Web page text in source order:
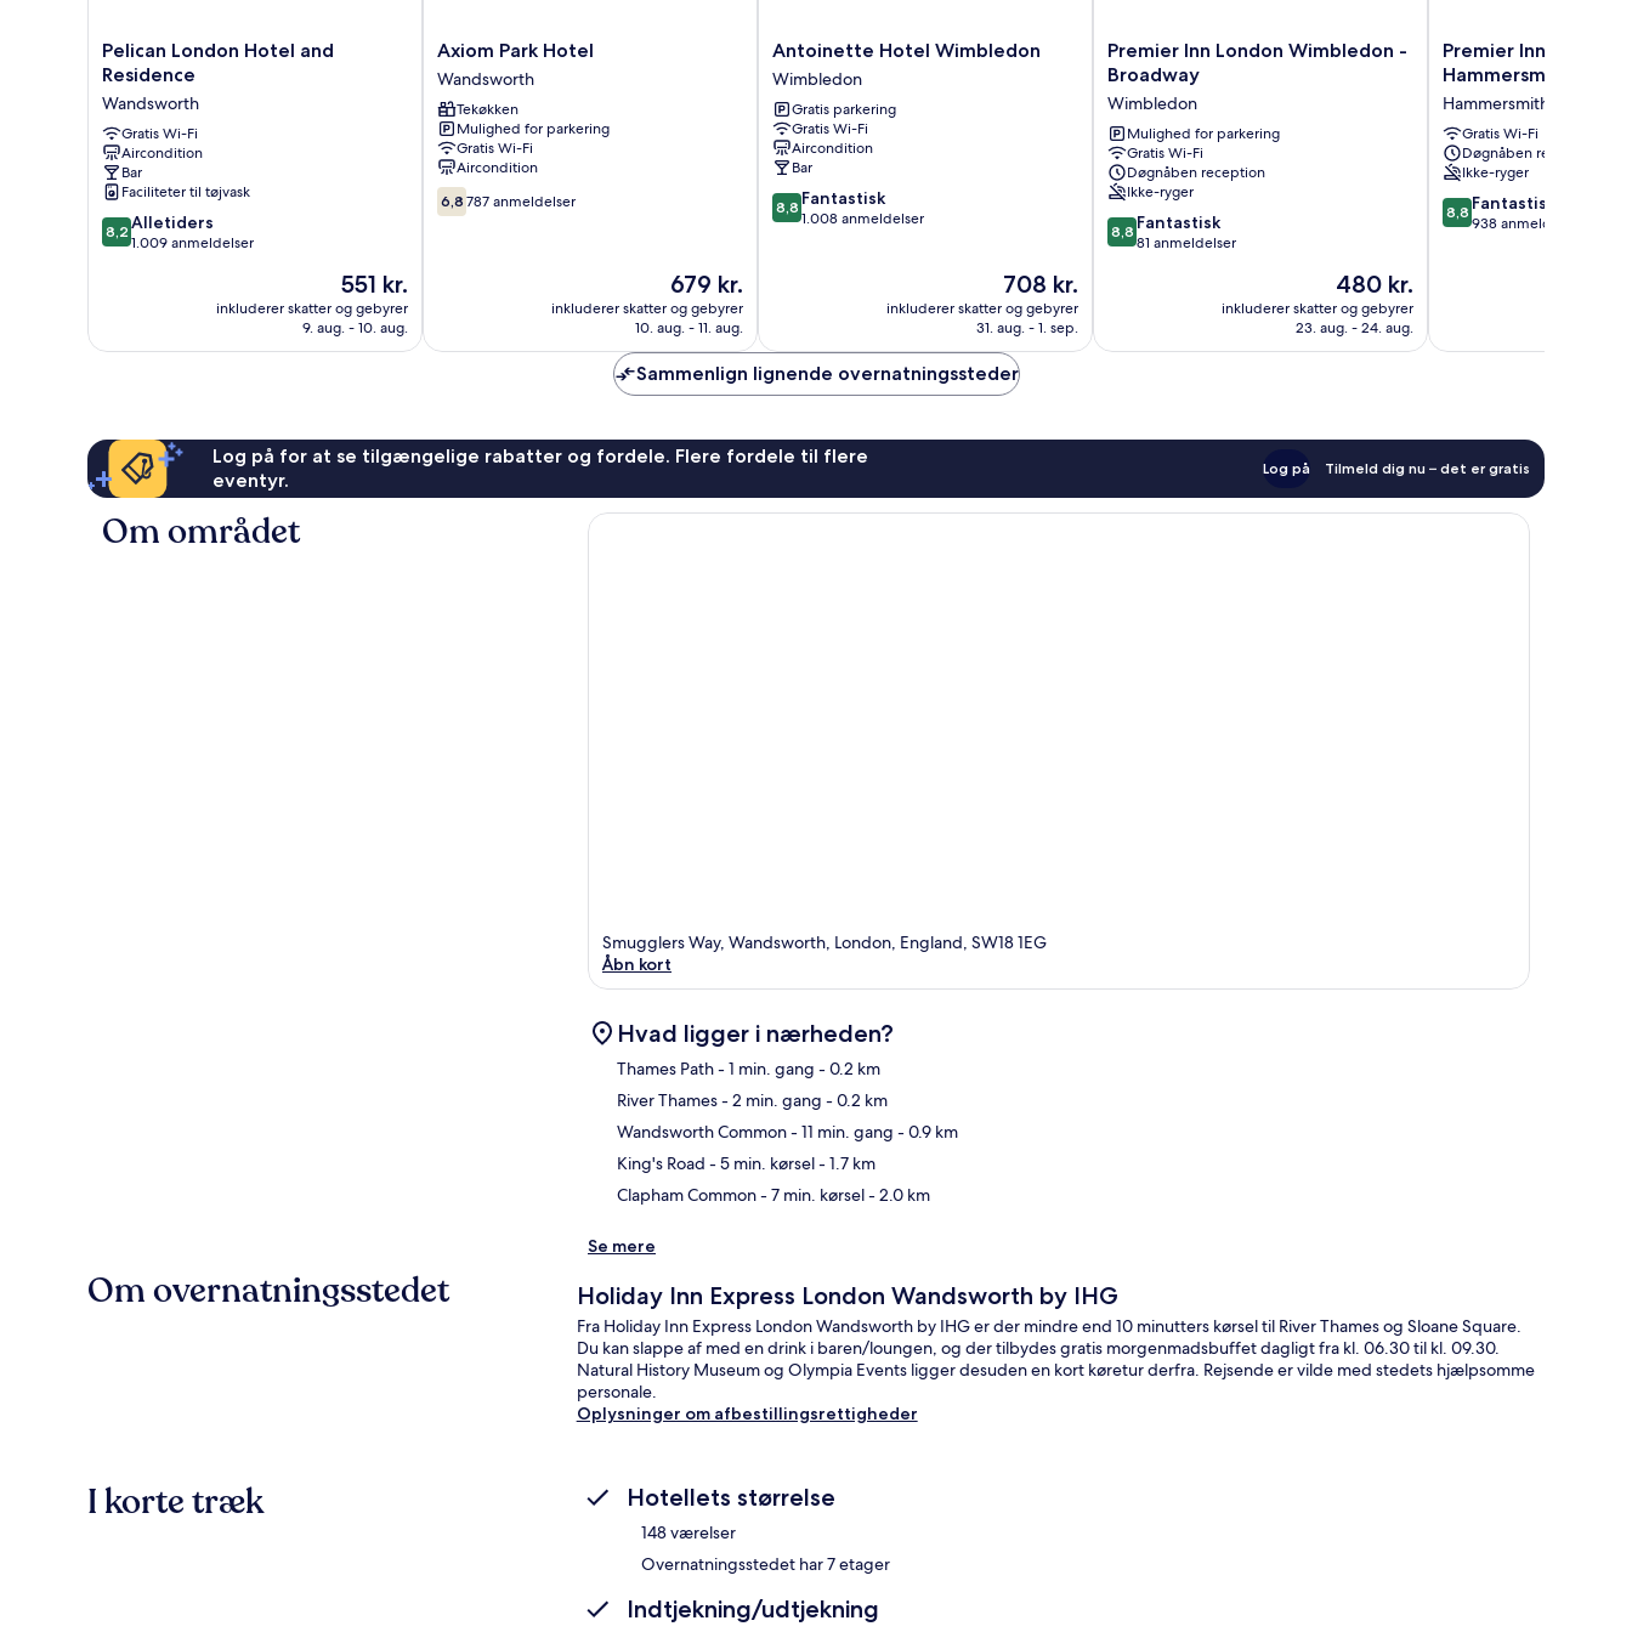
Pelican
London
and
Residence
Wandsworth
Pelican London Hotel and
Residence
Wandsworth
Gratis Wi-Fi
Aircondition
Bar
Faciliteter til tøjvask
8.2
ud
anmeldelser
8,2 Alletiders
1.009 anmeldelser
Prisen
er
551 kr.
551 kr.
inkluderer skatter og gebyrer
9. aug. - 10. aug.
Axiom
Park
Hotel
Wandsworth
Axiom Park Hotel
Wandsworth
Tekøkken
Mulighed for parkering
Gratis Wi-Fi
Aircondition
6.8
ud
6,8 787 anmeldelser
Prisen
er
679 kr.
679 kr.
inkluderer skatter og gebyrer
10. aug. - 11. aug.
Antoinette
Hotel
Wimbledon
Wimbledon
Antoinette Hotel Wimbledon
Wimbledon
Gratis parkering
Gratis Wi-Fi
Aircondition
Bar
8.8
ud
8,8 Fantastisk
1.008 anmeldelser
Prisen
er
708 kr.
708 kr.
inkluderer skatter og gebyrer
31. aug. - 1. sep.
Premier
Inn
Wimbledon
-
Broadway
Wimbledon
Premier Inn London Wimbledon -
Broadway
Wimbledon
Mulighed for parkering
Gratis Wi-Fi
Døgnåben reception
Ikke-ryger
8.8
ud
anmeldelser
8,8 Fantastisk
81 anmeldelser
Prisen
er
480 kr.
480 kr.
inkluderer skatter og gebyrer
23. aug. - 24. aug.
Premier
Inn
Hammersmith
-
Talgarth
Road
Hammersmith
og
Premier Inn London
Hammersmith -
Hammersmith og Fulham
Gratis Wi-Fi
Døgnåben reception
Ikke-ryger
8.8
ud
8,8 Fantastisk
938 anmeldelser
Sammenlign lignende overnatningssteder
Log på for at se tilgængelige rabatter og fordele. Flere fordele til flere
eventyr.
Log på Tilmeld dig nu – det er gratis
Om området
Smugglers Way, Wandsworth, London, England, SW18 1EG
Åbn kort
Hvad ligger i nærheden?
Thames Path- 1 min. gang - 0.2 km
River Thames- 2 min. gang - 0.2 km
Wandsworth Common- 11 min. gang - 0.9 km
King's Road - 5 min. kørsel- 1.7 km
Clapham Common- 7 min. kørsel- 2.0 km
Se mere
Om overnatningsstedet Holiday Inn Express London Wandsworth by IHG
Fra Holiday Inn Express London Wandsworth by IHG er der mindre end 10 minutters kørsel til River Thames og Sloane Square.
Du kan slappe af med en drink i baren/loungen, og der tilbydes gratis morgenmadsbuffet dagligt fra kl. 06.30 til kl. 09.30.
Natural History Museum og Olympia Events ligger desuden en kort køretur derfra. Rejsende er vilde med stedets hjælpsomme
personale.
Oplysninger om afbestillingsrettigheder
I korte træk Hotellets størrelse
148 værelser
Overnatningsstedet har 7 etager
Indtjekning/udtjekning